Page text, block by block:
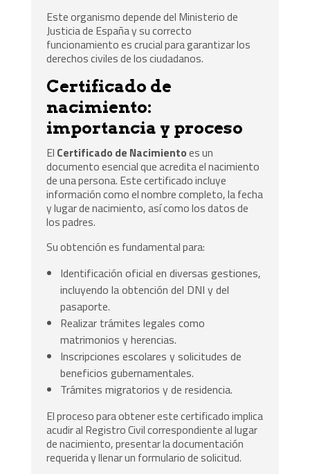
Este organismo depende del Ministerio de
Justicia de España y su correcto
funcionamiento es crucial para garantizar los
derechos civiles de los ciudadanos.
Certificado de
nacimiento:
importancia y proceso
El Certificado de Nacimientoes un
documento esencial que acredita el nacimiento
de una persona. Este certificado incluye
información como el nombre completo, la fecha
y lugar de nacimiento, así como los datos de
los padres.
Su obtención es fundamental para:
Identificación oficial en diversas gestiones,
incluyendo la obtención del DNI y del
pasaporte.
Realizar trámites legales como
matrimonios y herencias.
Inscripciones escolares y solicitudes de
beneficios gubernamentales.
Trámites migratorios y de residencia.
El proceso para obtener este certificado implica
acudir al Registro Civil correspondiente al lugar
de nacimiento, presentar la documentación
requerida y llenar un formulario de solicitud.